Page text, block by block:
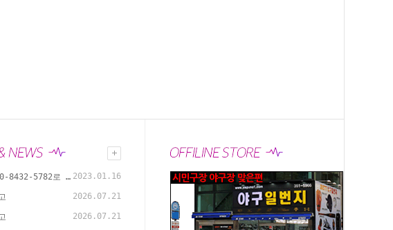
[공지] 010-8432-5782로 카톡, 문자, 전화로 문의 부탁드립니다. 2023.01.16
2026.07.21
2026.07.21